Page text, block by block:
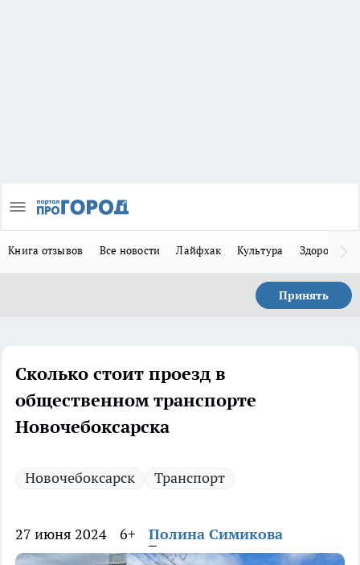
Книга отзывов Все новости Лайфхак Культура Здоровье
Принять
Сколько стоит проезд в
общественном транспорте
Новочебоксарска
Новочебоксарск Транспорт
27 июня 2024 6+ Полина Симикова